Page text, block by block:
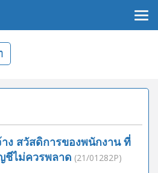
ง สวัสดิการของพนักงาน ที่
ชีไม่ควรพลาด (21/01282P)
×